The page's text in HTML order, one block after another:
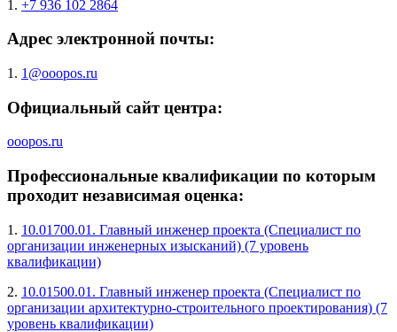
1. +7 936 102 2864
Адрес электронной почты:
1. 1@ooopos.ru
Официальный сайт центра:
ooopos.ru
Профессиональные квалификации по которым
проходит независимая оценка:
1. 10.01700.01. Главный инженер проекта (Специалист по
организации инженерных изысканий) (7 уровень
квалификации)
2. 10.01500.01. Главный инженер проекта (Специалист по
организации архитектурно-строительного проектирования) (7
уровень квалификации)